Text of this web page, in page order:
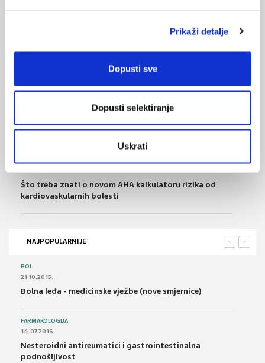
Prikaži detalje
Dopusti sve
Dopusti selektiranje
Uskrati
Što se događa tijelu nakon sedam dana bez hrane
Mogu li više doze vitamina D smanjiti rizik od
Što treba znati o novom AHA kalkulatoru rizika od
kardiovaskularnih bolesti
NAJPOPULARNIJE >
<
BOL
21.10.2015.
Bolna leđa - medicinske vježbe (nove smjernice)
FARMAKOLOGIJA
14.07.2016.
Nesteroidni antireumatici i gastrointestinalna
podnošljivost